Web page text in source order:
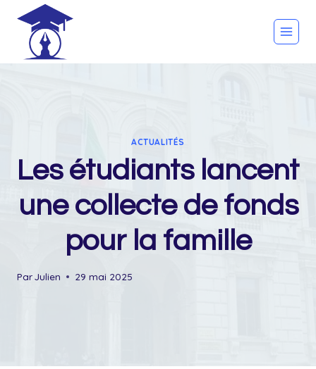
content
ACTUALITÉS
Les étudiants lancent
une collecte de fonds
pour la famille
ParJulien 29 mai 2025